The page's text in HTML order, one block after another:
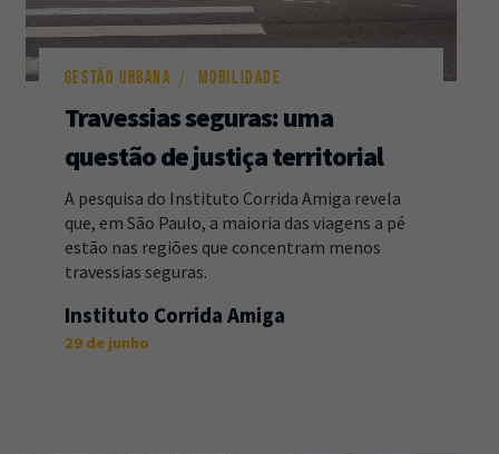
GESTÃO URBANA MOBILIDADE
Travessias seguras: uma
questão de justiça territorial
A pesquisa do Instituto Corrida Amiga revela
que, em São Paulo, a maioria das viagens a pé
estão nas regiões que concentram menos
travessias seguras.
Instituto Corrida Amiga
29 de junho